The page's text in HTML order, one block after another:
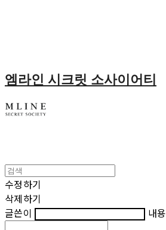
엠라인 시크릿 소사이어티
수정하기
삭제하기
글쓴이
내용